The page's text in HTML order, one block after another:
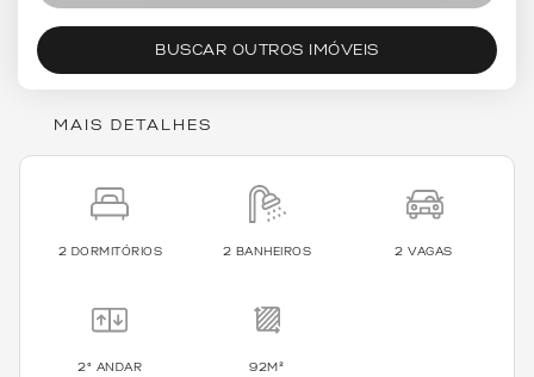
BUSCAR OUTROS IMÓVEIS
MAIS DETALHES
2 DORMITÓRIOS 2 BANHEIROS 2 VAGAS
2º ANDAR 92M²